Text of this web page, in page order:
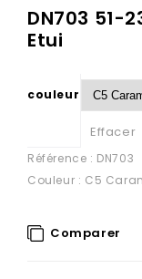
DN703 51-
Etui
couleur
Effacer
Référence : DN703
Couleur : C5
Comparer